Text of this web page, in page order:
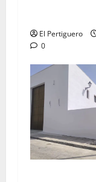
El Pertiguero
0